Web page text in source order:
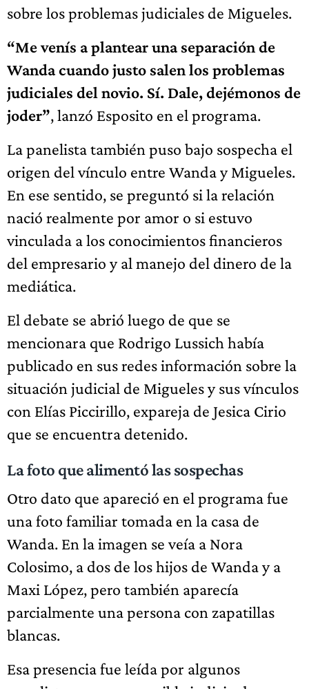
sobre los problemas judiciales de Migueles.
“Me venís a plantear una separación de
Wanda cuando justo salen los problemas
judiciales del novio. Sí. Dale, dejémonos de
joder”, lanzó Esposito en el programa.
La panelista también puso bajo sospecha el
origen del vínculo entre Wanda y Migueles.
En ese sentido, se preguntó si la relación
nació realmente por amor o si estuvo
vinculada a los conocimientos financieros
del empresario y al manejo del dinero de la
mediática.
El debate se abrió luego de que se
mencionara que Rodrigo Lussich había
publicado en sus redes información sobre la
situación judicial de Migueles y sus vínculos
con Elías Piccirillo, expareja de Jesica Cirio
que se encuentra detenido.
La foto que alimentó las sospechas
Otro dato que apareció en el programa fue
una foto familiar tomada en la casa de
Wanda. En la imagen se veía a Nora
Colosimo, a dos de los hijos de Wanda y a
Maxi López, pero también aparecía
parcialmente una persona con zapatillas
blancas.
Esa presencia fue leída por algunos